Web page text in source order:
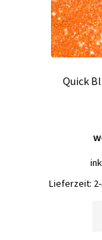
Quick
Lieferzeit: